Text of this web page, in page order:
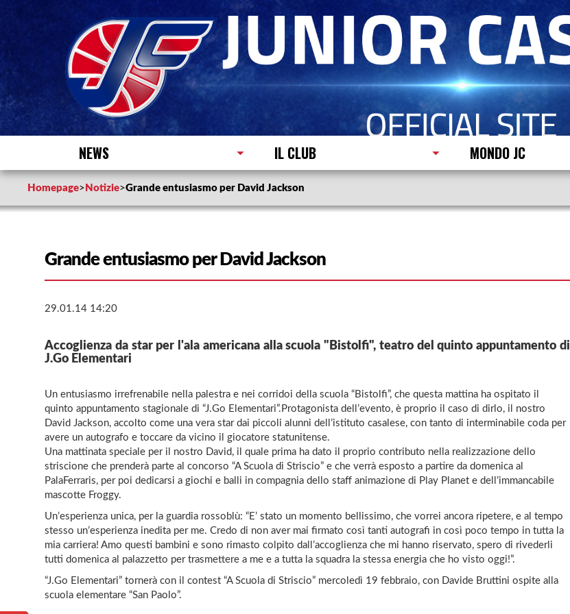
NEWS IL CLUB MONDO JC
Homepage> Notizie>Grande entusiasmo per David Jackson
Grande entusiasmo per David Jackson
29.01.14 14:20
Accoglienza da star per l'ala americana alla scuola "Bistolfi", teatro del quinto appuntamento di
J.Go Elementari
Un entusiasmo irrefrenabile nella palestra e nei corridoi della scuola “Bistolfi”, che questa mattina ha ospitato il
quinto appuntamento stagionale di “J.Go Elementari”.Protagonista dell’evento, è proprio il caso di dirlo, il nostro
David Jackson, accolto come una vera star dai piccoli alunni dell’istituto casalese, con tanto di interminabile coda per
avere un autografo e toccare da vicino il giocatore statunitense.
Una mattinata speciale per il nostro David, il quale prima ha dato il proprio contributo nella realizzazione dello
striscione che prenderà parte al concorso “A Scuola di Striscio” e che verrà esposto a partire da domenica al
PalaFerraris, per poi dedicarsi a giochi e balli in compagnia dello staff animazione di Play Planet e dell’immancabile
mascotte Froggy.
Un’esperienza unica, per la guardia rossoblù: “E’ stato un momento bellissimo, che vorrei ancora ripetere, e al tempo
stesso un’esperienza inedita per me. Credo di non aver mai firmato così tanti autografi in così poco tempo in tutta la
mia carriera! Amo questi bambini e sono rimasto colpito dall’accoglienza che mi hanno riservato, spero di rivederli
tutti domenica al palazzetto per trasmettere a me e a tutta la squadra la stessa energia che ho visto oggi!”.
“J.Go Elementari” tornerà con il contest “A Scuola di Striscio” mercoledì 19 febbraio, con Davide Bruttini ospite alla
scuola elementare “San Paolo”.